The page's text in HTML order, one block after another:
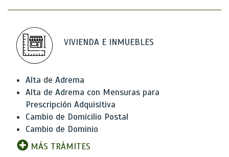
VIVIENDA E INMUEBLES
Alta de Adrema
Alta de Adrema con Mensuras para
Prescripción Adquisitiva
Cambio de Domicilio Postal
Cambio de Dominio
MÁS TRÁMITES